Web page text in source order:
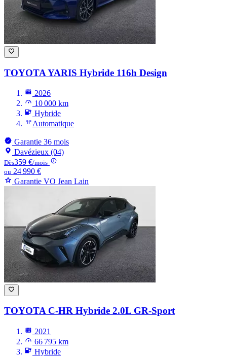
TOYOTA YARIS Hybride 116h Design
2026
10 000 km
Hybride
Automatique
Garantie 36 mois
Davézieux (04)
Dès359 €/mois
ou 24 990 €
Garantie VO Jean Lain
TOYOTA C-HR Hybride 2.0L GR-Sport
2021
66 795 km
Hybride